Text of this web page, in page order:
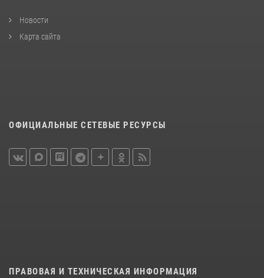
Новости
Карта сайта
ОФИЦИАЛЬНЫЕ СЕТЕВЫЕ РЕСУРСЫ
ПРАВОВАЯ И ТЕХНИЧЕСКАЯ ИНФОРМАЦИЯ